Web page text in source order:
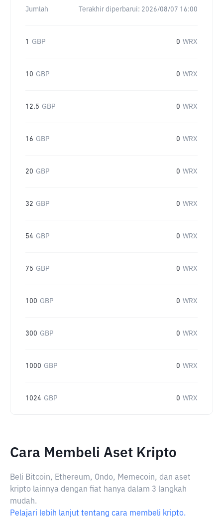
Jumlah Terakhir diperbarui: 2026/08/07 16:00
1 GBP 0 WRX
10 GBP 0 WRX
12.5 GBP 0 WRX
16 GBP 0 WRX
20 GBP 0 WRX
32 GBP 0 WRX
54 GBP 0 WRX
75 GBP 0 WRX
100 GBP 0 WRX
300 GBP 0 WRX
1000 GBP 0 WRX
1024 GBP 0 WRX
Cara Membeli Aset Kripto
Beli Bitcoin, Ethereum, Ondo, Memecoin, dan aset
kripto lainnya dengan fiat hanya dalam 3 langkah
mudah.
Pelajari lebih lanjut tentang cara membeli kripto.